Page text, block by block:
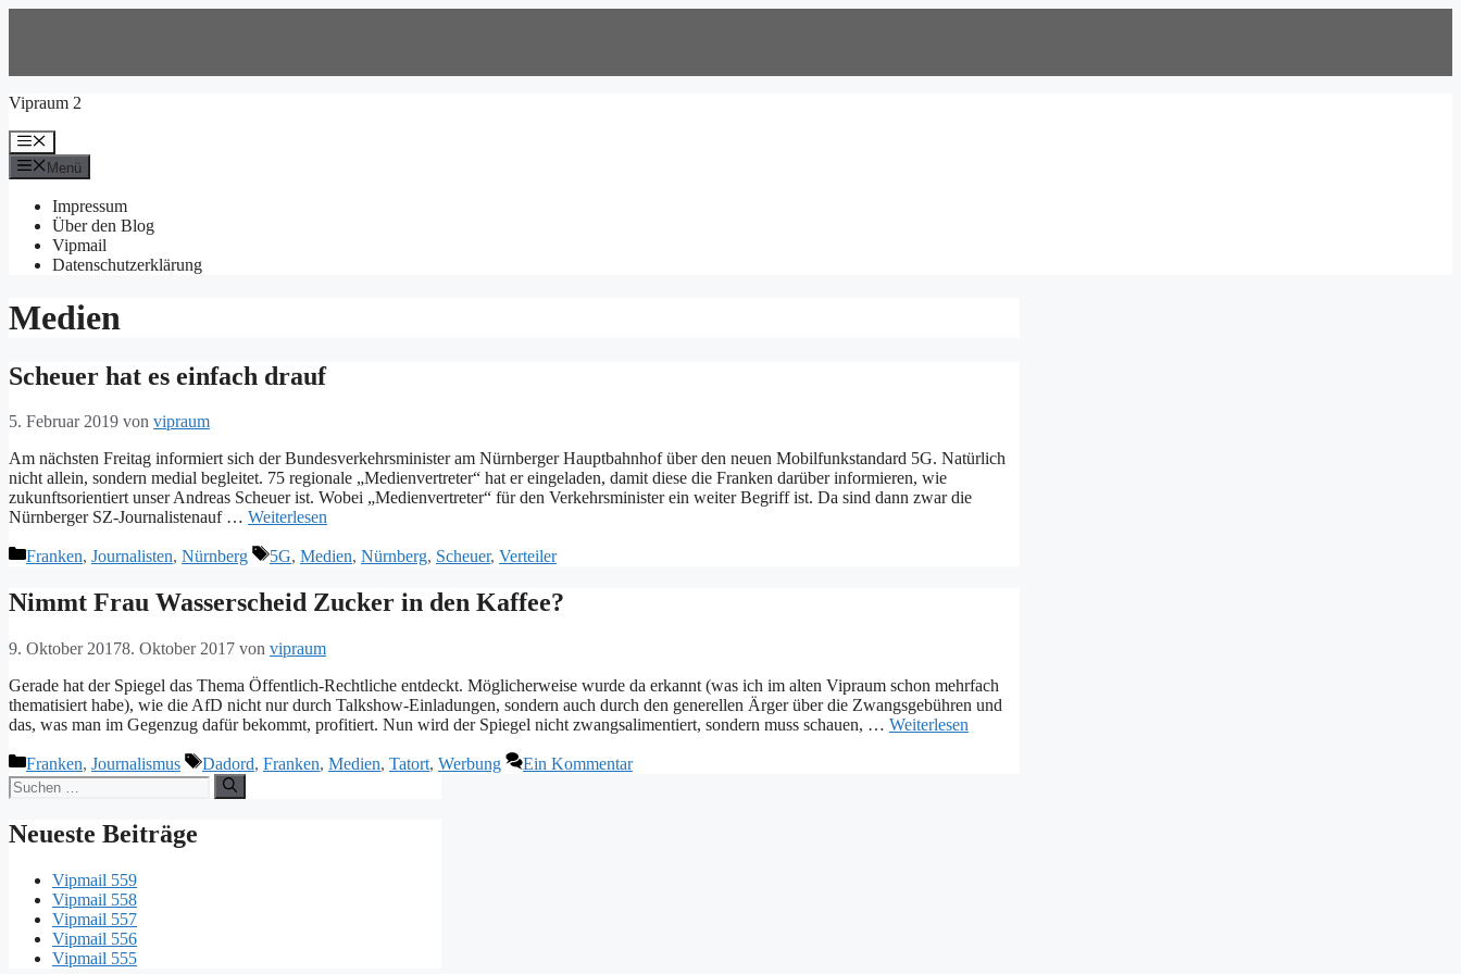
Vipraum 2
Menü
Menü
Impressum
Über den Blog
Vipmail
Datenschutzerklärung
Medien
Scheuer hat es einfach drauf
5. Februar 2019 von vipraum
Am nächsten Freitag informiert sich der Bundesverkehrsminister am Nürnberger Hauptbahnhof über den neuen Mobilfunkstandard 5G. Natürlich
nicht allein, sondern medial begleitet. 75 regionale „Medienvertreter“ hat er eingeladen, damit diese die Franken darüber informieren, wie
zukunftsorientiert unser Andreas Scheuer ist. Wobei „Medienvertreter“ für den Verkehrsminister ein weiter Begriff ist. Da sind dann zwar die
Nürnberger SZ-Journalistenauf … Weiterlesen
Kategorien
Franken, Journalisten, Nürnberg Schlagwörter
5G, Medien, Nürnberg, Scheuer, Verteiler
Nimmt Frau Wasserscheid Zucker in den Kaffee?
9. Oktober 20178. Oktober 2017 von vipraum
Gerade hat der Spiegel das Thema Öffentlich-Rechtliche entdeckt. Möglicherweise wurde da erkannt (was ich im alten Vipraum schon mehrfach
thematisiert habe), wie die AfD nicht nur durch Talkshow-Einladungen, sondern auch durch den generellen Ärger über die Zwangsgebühren und
das, was man im Gegenzug dafür bekommt, profitiert. Nun wird der Spiegel nicht zwangsalimentiert, sondern muss schauen, … Weiterlesen
Kategorien
Franken, Journalismus Schlagwörter
Dadord, Franken, Medien, Tatort, Werbung
Ein Kommentar
Suche
nach:
Neueste Beiträge
Vipmail 559
Vipmail 558
Vipmail 557
Vipmail 556
Vipmail 555